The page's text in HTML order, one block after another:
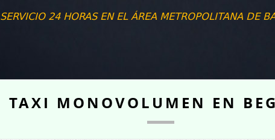
SERVICIO 24 HORAS EN EL ÁREA METROPOLITANA DE
TAXI MONOVOLUMEN EN